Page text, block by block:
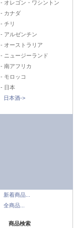
- オレゴン・ワシントン
- カナダ
- チリ
- アルゼンチン
- オーストラリア
- ニュージーランド
- 南アフリカ
- モロッコ
- 日本
日本酒->
新着商品...
全商品...
商品検索